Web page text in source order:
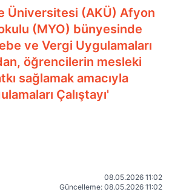
Üniversitesi (AKÜ) Afyon
(MYO) bünyesinde
ve Vergi Uygulamaları
öğrencilerin mesleki
sağlamak amacıyla
Çalıştayı'
08.05.2026 11:02
Güncelleme: 08.05.2026 11:02